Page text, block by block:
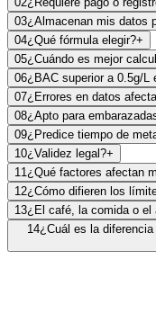
03¿Almacenan mis datos
04¿Qué fórmula elegir?+
05¿Cuándo es mejor
06¿BAC superior a 0.5g/L
07¿Errores en datos
08¿Apto para
09¿Predice tiempo de
10¿Validez legal?+
11 ¿Qué factores afectan
12¿Cómo difieren los
13¿El café, la comida o el
14¿Cuál es la